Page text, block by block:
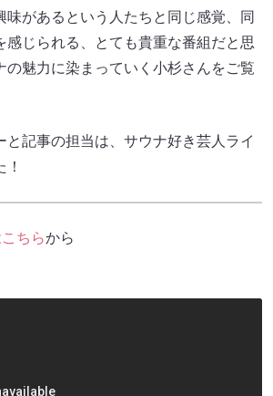
味があるという人たちと同じ感覚、同
感じられる、とても貴重な番組だと思
の魅力に染まっていく小杉さんをご覧
と記事の担当は、サウナ好き芸人ライ
こちらから